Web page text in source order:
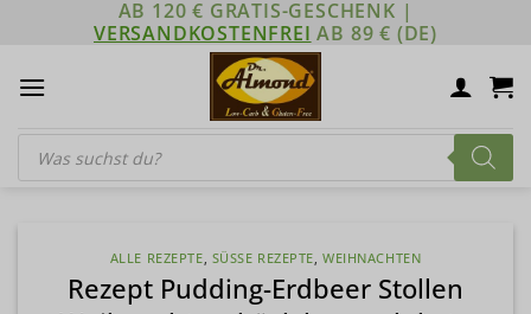
AB 120 € GRATIS-GESCHENK |
VERSANDKOSTENFREI AB 89 € (DE)
Products
search
ALLE REZEPTE, SÜSSE REZEPTE ,WEIHNACHTEN
Rezept Pudding-Erdbeer Stollen